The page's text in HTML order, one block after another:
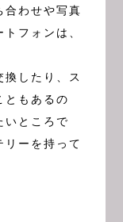
合わせや写真
フォンは、
したり、ス
ともあるの
いところで
ーを持って